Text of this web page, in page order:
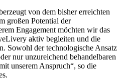
von dem bisher erreichten
großen Potential der
Engagement möchten wir das
aktiv begleiten und die
Sowohl der technologische Ansatz
nur unzureichend behandelbaren
unserem Anspruch“, so die